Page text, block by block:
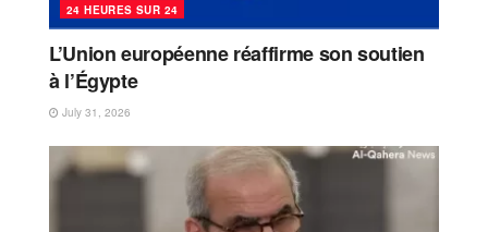
24 HEURES SUR 24
L’Union européenne réaffirme son soutien
à l’Égypte
July 31, 2026